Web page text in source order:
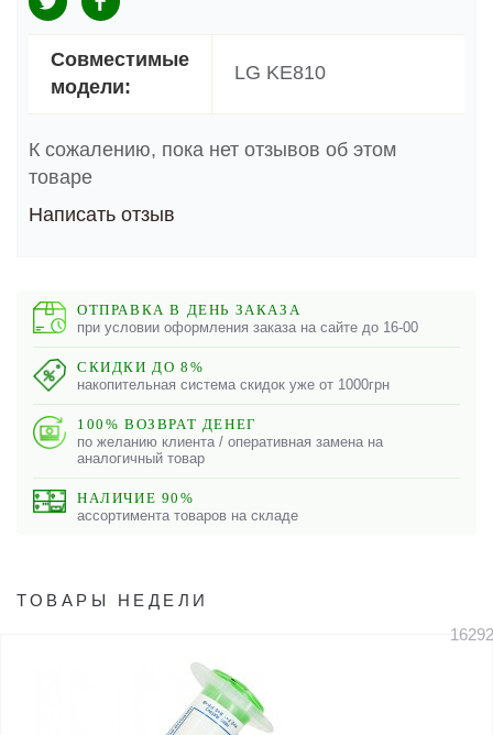
Совместимые
модели:
LG KE810
К сожалению, пока нет отзывов об этом
товаре
Написать отзыв
ОТПРАВКА В ДЕНЬ ЗАКАЗА
при условии оформления заказа на сайте до 16-00
СКИДКИ ДО 8%
накопительная система скидок уже от 1000грн
100% ВОЗВРАТ ДЕНЕГ
по желанию клиента / оперативная замена на
аналогичный товар
НАЛИЧИЕ 90%
ассортимента товаров на складе
ТОВАРЫ НЕДЕЛИ